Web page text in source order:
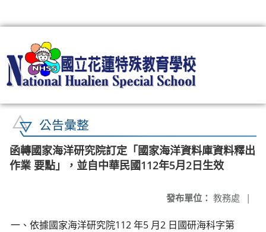
公告彙整
函轉國家海洋研究院訂定「國家海洋資料庫資料釋出
作業 要點」，並自中華民國112年5月2日生效
發布單位： 教務處 |
一、依據國家海洋研究院112 年5 月2 日國研海科字第